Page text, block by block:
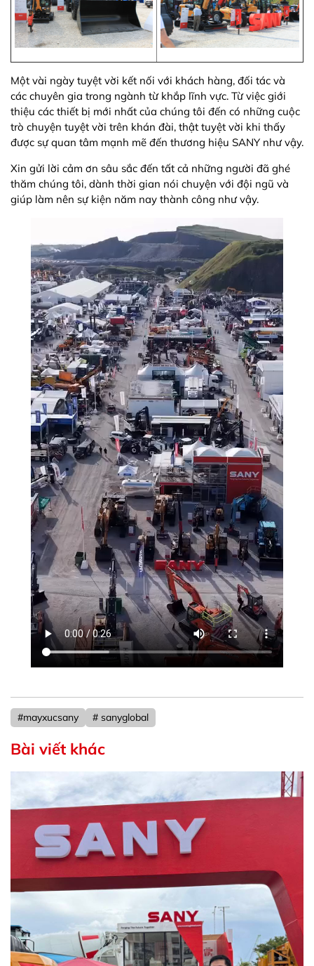
Một vài ngày tuyệt vời kết nối với khách hàng, đối tác và
các chuyên gia trong ngành từ khắp lĩnh vực. Từ việc giới
thiệu các thiết bị mới nhất của chúng tôi đến có những cuộc
trò chuyện tuyệt vời trên khán đài, thật tuyệt vời khi thấy
được sự quan tâm mạnh mẽ đến thương hiệu SANY như vậy.
Xin gửi lời cảm ơn sâu sắc đến tất cả những người đã ghé
thăm chúng tôi, dành thời gian nói chuyện với đội ngũ và
giúp làm nên sự kiện năm nay thành công như vậy.
#mayxucsany # sanyglobal
Bài viết khác